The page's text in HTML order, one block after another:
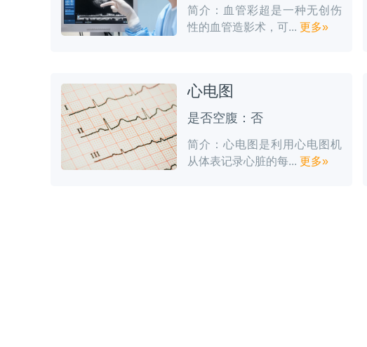
简介：血管彩超是一种无创伤
性的血管造影术，可... 更多»
心电图
是否空腹：否
简介：心电图是利用心电图机
从体表记录心脏的每... 更多»